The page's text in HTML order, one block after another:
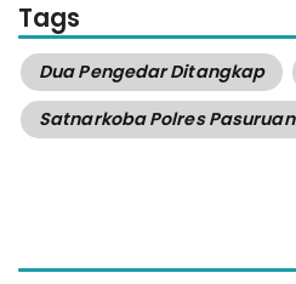
Tags
Dua Pengedar Ditangkap
Satnarkoba Polres Pasuruan